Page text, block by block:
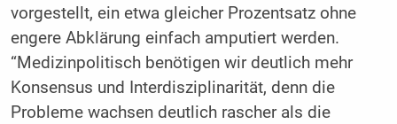
vorgestellt, ein etwa gleicher Prozentsatz ohne
engere Abklärung einfach amputiert werden.
“Medizinpolitisch benötigen wir deutlich mehr
Konsensus und Interdisziplinarität, denn die
Probleme wachsen deutlich rascher als die